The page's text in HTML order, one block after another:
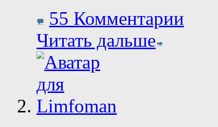
55 Комментарии
Читать дальше